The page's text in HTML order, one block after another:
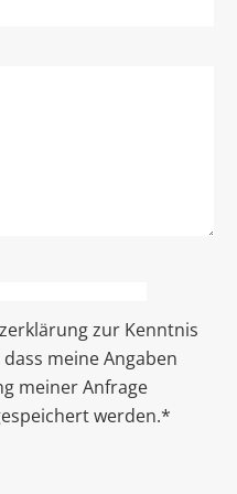
zur Kenntnis
meine Angaben
meiner Anfrage
werden.*